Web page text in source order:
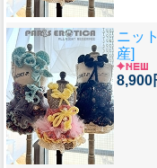
ニッ
産]
8,900